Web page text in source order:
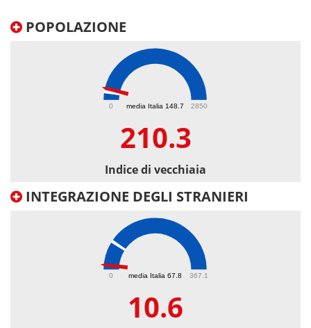
POPOLAZIONE
media Italia 148.7
0 2850
210.3
Indice di vecchiaia
INTEGRAZIONE DEGLI STRANIERI
media Italia 67.8
0 367.1
10.6